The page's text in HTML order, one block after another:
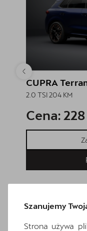
CUPRA
2.0 TSI 204 KM
Cena: 228
Szanujemy
Strona używa